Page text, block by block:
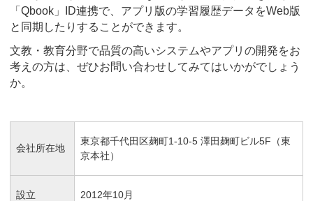
「Qbook」ID連携で、アプリ版の学習履歴データをWeb版
と同期したりすることができます。
文教・教育分野で品質の高いシステムやアプリの開発をお
考えの方は、ぜひお問い合わせしてみてはいかがでしょう
か。
会社所在地
東京都千代田区麹町1-10-5 澤田麹町ビル5F（東
京本社）
設立 2012年10月